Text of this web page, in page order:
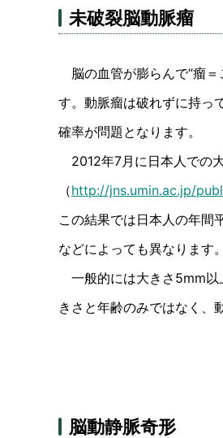
未破裂脳動脈瘤
脳の血管が膨らんで“瘤＝
す。動脈瘤は破れずに持っ
確率が問題となります。
2012年7月に日本人での
（http://jns.umin.ac.jp/
この結果では日本人の年間
などによっても異なります。
一般的には大きさ5mm以
きさと年齢のみではなく、
脳動静脈奇形